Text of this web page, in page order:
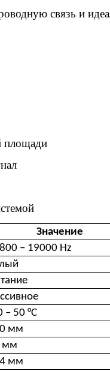
связь и
площади
Значение
– 19000 Hz
– 50 °C
мм
мм
мм